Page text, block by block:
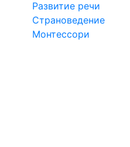
Развитие речи
Страноведение
Монтессори